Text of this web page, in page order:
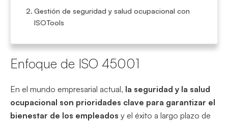
Gestión de seguridad y salud ocupacional con
ISOTools
Enfoque de ISO 45001
En el mundo empresarial actual, la seguridad y la salud
ocupacional son prioridades clave para garantizar el
bienestar de los empleados y el éxito a largo plazo de